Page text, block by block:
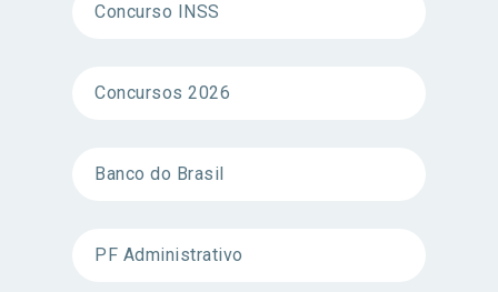
Concurso INSS
Concursos 2026
Banco do Brasil
PF Administrativo